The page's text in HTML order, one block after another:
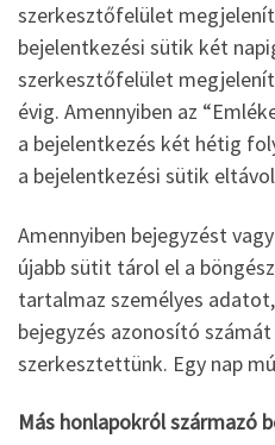
szerkesztőfelület
bejelentkezési sütik két
szerkesztőfelület
évig. Amennyiben az
a bejelentkezés két hétig
a bejelentkezési sütik
Amennyiben bejegyzést
újabb sütit tárol el a
tartalmaz személyes
bejegyzés azonosító
szerkesztettünk. Egy nap
Más honlapokról származó